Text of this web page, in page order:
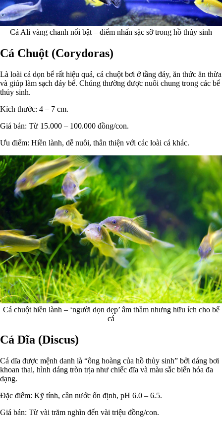
Cá Ali vàng chanh nổi bật – điểm nhấn sặc sỡ trong hồ thủy sinh
Cá Chuột (Corydoras)
Là loài cá dọn bể rất hiệu quả, cá chuột bơi ở tầng đáy, ăn thức ăn thừa
và giúp làm sạch đáy bể. Chúng thường được nuôi chung trong các bể
thủy sinh.
Kích thước: 4 – 7 cm.
Giá bán: Từ 15.000 – 100.000 đồng/con.
Ưu điểm: Hiền lành, dễ nuôi, thân thiện với các loài cá khác.
Cá chuột hiền lành – ‘người dọn dẹp’ âm thầm nhưng hữu ích cho bể
cá
Cá Dĩa (Discus)
Cá dĩa được mệnh danh là “ông hoàng của hồ thủy sinh” bởi dáng bơi
khoan thai, hình dáng tròn trịa như chiếc đĩa và màu sắc biến hóa đa
dạng.
Đặc điểm: Kỹ tính, cần nước ổn định, pH 6.0 – 6.5.
Giá bán: Từ vài trăm nghìn đến vài triệu đồng/con.